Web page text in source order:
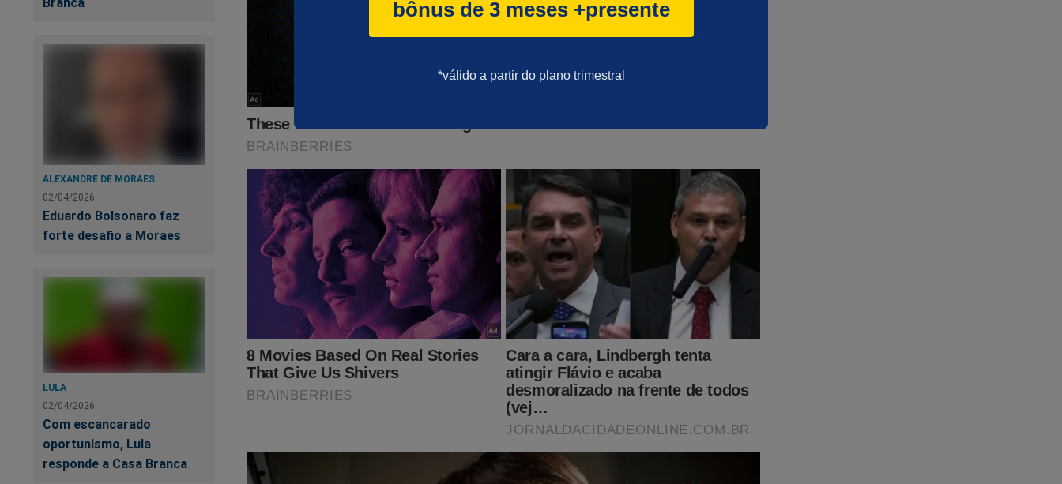
bônus de 3 meses +presente
*válido a partir do plano trimestral
ALEXANDRE DE MORAES
02/04/2026
Eduardo Bolsonaro faz
forte desafio a Moraes
LULA
02/04/2026
Com escancarado
oportunismo, Lula
responde a Casa Branca
episódios, uma médica foi alertada de que seu filho recém-formado
A incrível “descoberta” de Moraes sobre o traficante bulgaro que
ele havia mandado para casa
A desumanização e a perseguição implacável do STF contra
Bolsonaro
Congresso reage ao asilo concedido à ex-primeira-dama do Peru
condenada por corrupção